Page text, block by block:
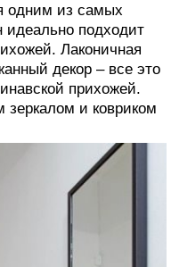
одним из самых
идеально подходит
Лаконичная
декор – все это
прихожей.
и ковриком